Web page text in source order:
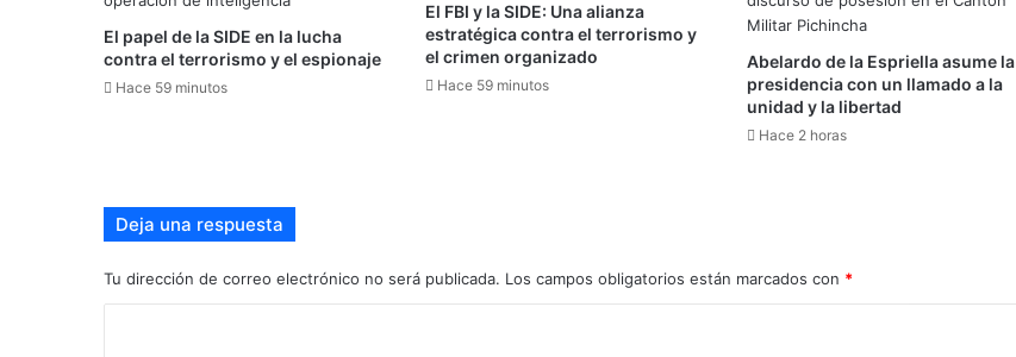
El papel de la SIDE en la lucha
contra el terrorismo y el espionaje
Hace 59 minutos
El FBI y la SIDE: Una alianza
estratégica contra el terrorismo y
el crimen organizado
Hace 59 minutos
Abelardo de la Espriella asume la
presidencia con un llamado a la
unidad y la libertad
Hace 2 horas
Deja una respuesta
Tu dirección de correo electrónico no será publicada. Los campos obligatorios están marcados con *